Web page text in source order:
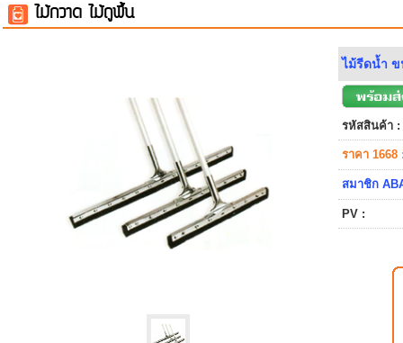
ไม้กวาด ไม้ถูพื้น
ไม้รีดน้ำ
รหัสสินค้า :
ราคา 1668
สมาชิก
PV :